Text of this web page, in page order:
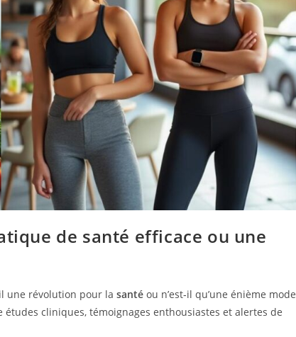
de santé efficace ou une
une révolution pour la santé ou n’est‑il qu’une énième mode
cliniques, témoignages enthousiastes et alertes de